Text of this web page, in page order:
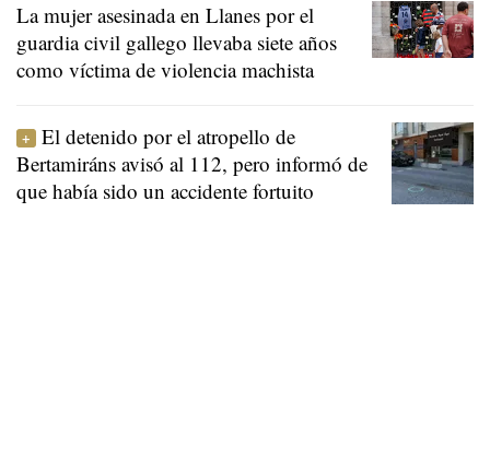
La mujer asesinada en Llanes por el
guardia civil gallego llevaba siete años
como víctima de violencia machista
El detenido por el atropello de
Bertamiráns avisó al 112, pero informó de
que había sido un accidente fortuito